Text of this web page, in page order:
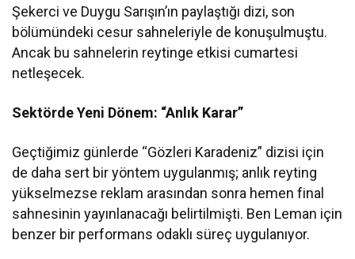
Şekerci ve Duygu Sarışın’ın paylaştığı dizi, son
bölümündeki cesur sahneleriyle de konuşulmuştu.
Ancak bu sahnelerin reytinge etkisi cumartesi
netleşecek.
Sektörde Yeni Dönem: “Anlık Karar”
Geçtiğimiz günlerde “Gözleri Karadeniz” dizisi için
de daha sert bir yöntem uygulanmış; anlık reyting
yükselmezse reklam arasından sonra hemen final
sahnesinin yayınlanacağı belirtilmişti. Ben Leman için
benzer bir performans odaklı süreç uygulanıyor.